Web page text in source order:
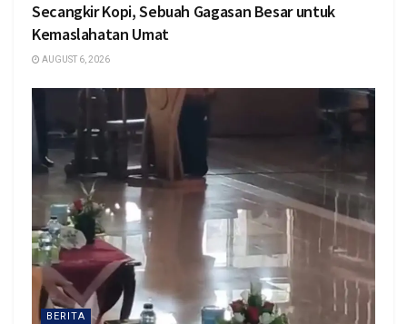
Secangkir Kopi, Sebuah Gagasan Besar untuk
Kemaslahatan Umat
AUGUST 6, 2026
BERITA